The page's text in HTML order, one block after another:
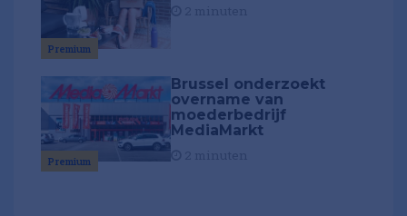
Premium
Premium
Brussel onderzoekt
overname van
moederbedrijf
MediaMarkt